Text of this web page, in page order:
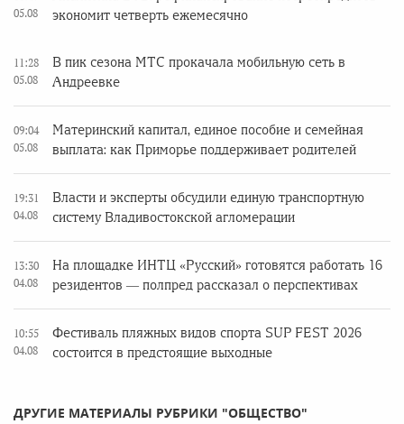
05.08
экономит четверть ежемесячно
11:28
05.08
В пик сезона МТС прокачала мобильную сеть в
Андреевке
09:04
05.08
Материнский капитал, единое пособие и семейная
выплата: как Приморье поддерживает родителей
19:31
04.08
Власти и эксперты обсудили единую транспортную
систему Владивостокской агломерации
13:30
04.08
На площадке ИНТЦ «Русский» готовятся работать 16
резидентов — полпред рассказал о перспективах
10:55
04.08
Фестиваль пляжных видов спорта SUP FEST 2026
состоится в предстоящие выходные
ДРУГИЕ МАТЕРИАЛЫ РУБРИКИ "ОБЩЕСТВО"